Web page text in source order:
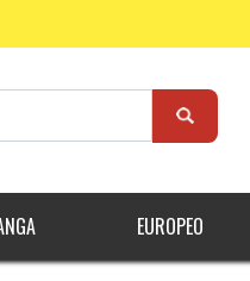
EUROPEO